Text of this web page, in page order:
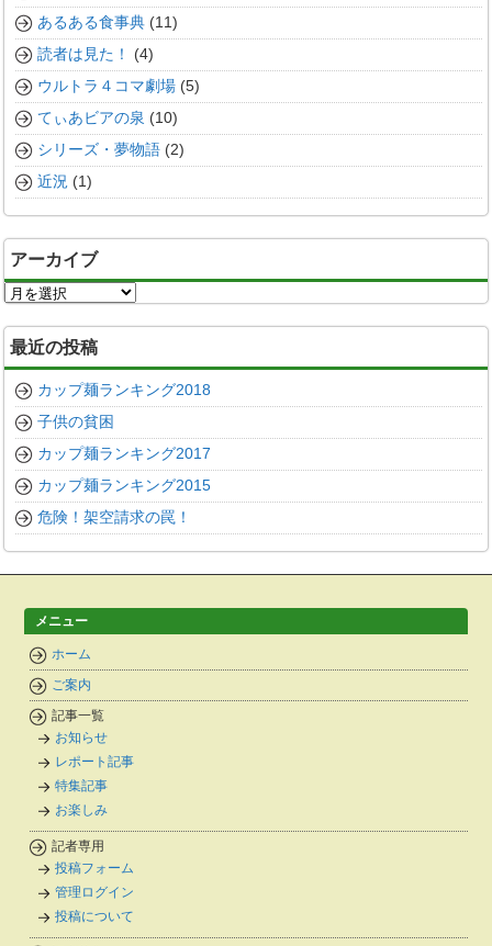
あるある食事典 (11)
読者は見た！
(4)
ウルトラ４コマ劇場 (5)
てぃあビアの泉 (10)
シリーズ・夢物語 (2)
近況 (1)
アーカイブ
ア
ー
カ
イ
ブ
最近の投稿
カップ麺ランキング2018
子供の貧困
カップ麺ランキング2017
カップ麺ランキング2015
危険！架空請求の罠！
メニュー
ホーム
ご案内
記事一覧
お知らせ
レポート記事
特集記事
お楽しみ
記者専用
投稿フォーム
管理ログイン
投稿について